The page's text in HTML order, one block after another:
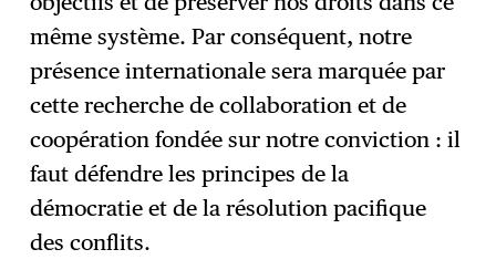
même système. Par conséquent, notre
présence internationale sera marquée par
cette recherche de collaboration et de
coopération fondée sur notre conviction : il
faut défendre les principes de la
démocratie et de la résolution pacifique
des conflits.